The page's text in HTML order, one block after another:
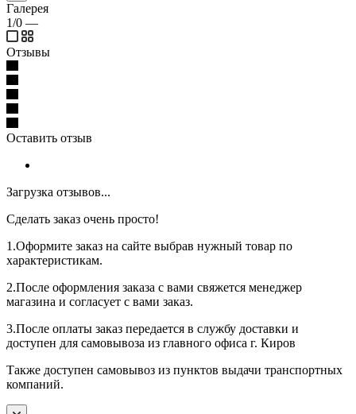
Галерея
1/0 —
Отзывы
Оставить отзыв
Загрузка отзывов...
Сделать заказ очень просто!
1.Оформите заказ на сайте выбрав нужный товар по
характеристикам.
2.После оформления заказа с вами свяжется менеджер
магазина и согласует с вами заказ.
3.После оплаты заказ передается в службу доставки и
доступен для самовывоза из главного офиса г. Киров
Также доступен самовывоз из пунктов выдачи транспортных
компаний.